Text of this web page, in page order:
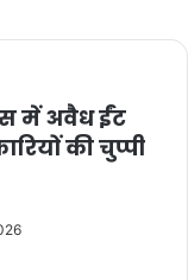
में अवैध ईंट
की चुप्पी